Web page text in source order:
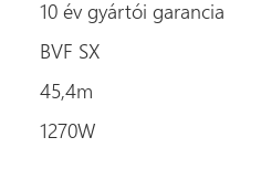
10 év gyártói garancia
BVF SX
45,4m
1270W